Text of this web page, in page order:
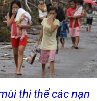
thi thể các nạn